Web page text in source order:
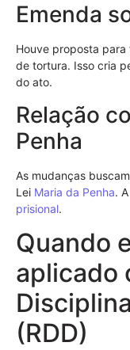
Emenda
Houve proposta
de tortura. Isso cria
do ato.
Relação
Penha
As mudanças
Lei Maria da Penha.
prisional.
Quando
aplicado
(RDD)